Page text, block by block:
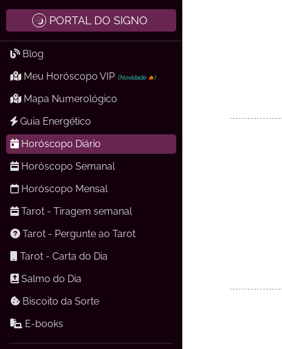
PORTAL DO SIGNO
Blog
Meu Horóscopo VIP (Novidade 🔥)
Mapa Numerológico
Guia Energético
Horóscopo Diário
Horóscopo Semanal
Horóscopo Mensal
Tarot - Tiragem semanal
Tarot - Pergunte ao Tarot
Tarot - Carta do Dia
Salmo do Dia
Biscoito da Sorte
E-books